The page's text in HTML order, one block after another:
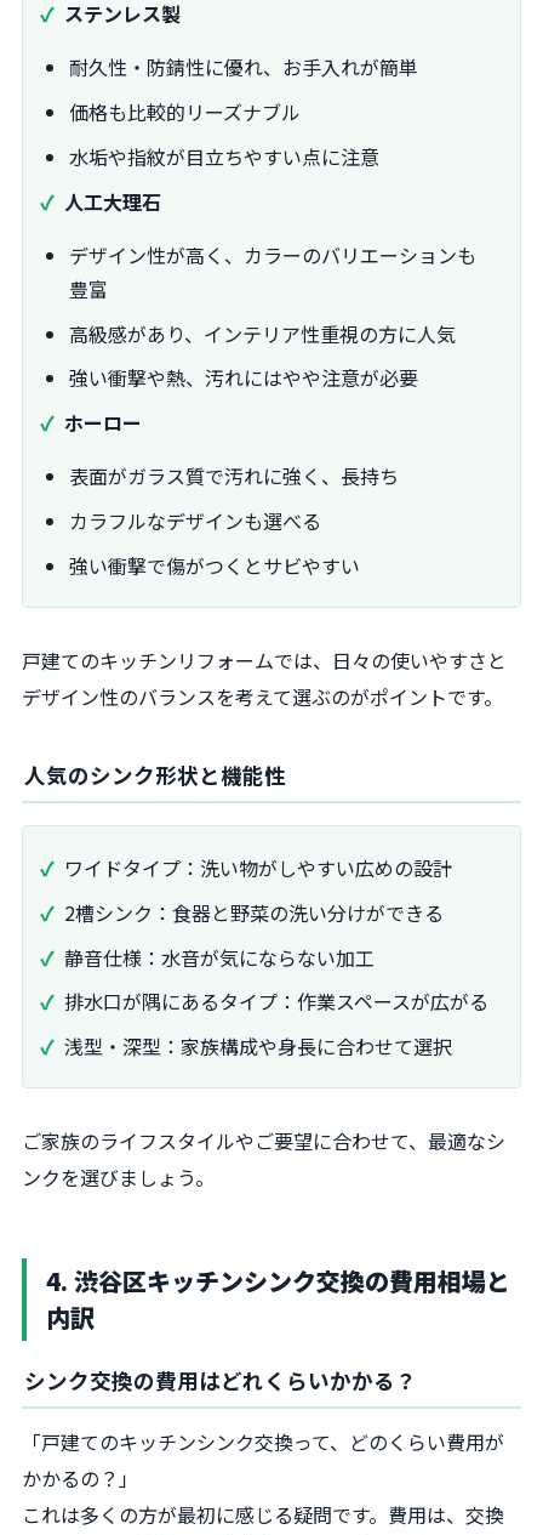
ステンレス製
耐久性・防錆性に優れ、お手入れが簡単
価格も比較的リーズナブル
水垢や指紋が目立ちやすい点に注意
人工大理石
デザイン性が高く、カラーのバリエーションも
豊富
高級感があり、インテリア性重視の方に人気
強い衝撃や熱、汚れにはやや注意が必要
ホーロー
表面がガラス質で汚れに強く、長持ち
カラフルなデザインも選べる
強い衝撃で傷がつくとサビやすい
戸建てのキッチンリフォームでは、日々の使いやすさと
デザイン性のバランスを考えて選ぶのがポイントです。
人気のシンク形状と機能性
ワイドタイプ：洗い物がしやすい広めの設計
2槽シンク：食器と野菜の洗い分けができる
静音仕様：水音が気にならない加工
排水口が隅にあるタイプ：作業スペースが広がる
浅型・深型：家族構成や身長に合わせて選択
ご家族のライフスタイルやご要望に合わせて、最適なシ
ンクを選びましょう。
4. 渋谷区キッチンシンク交換の費用相場と
内訳
シンク交換の費用はどれくらいかかる？
「戸建てのキッチンシンク交換って、どのくらい費用が
かかるの？」
これは多くの方が最初に感じる疑問です。費用は、交換